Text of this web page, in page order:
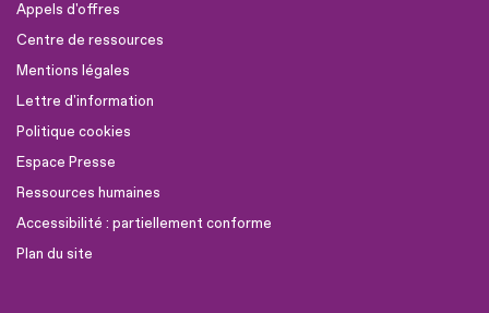
Appels d'offres
Centre de ressources
Mentions légales
Lettre d'information
Politique cookies
Espace Presse
Ressources humaines
Accessibilité : partiellement conforme
Plan du site